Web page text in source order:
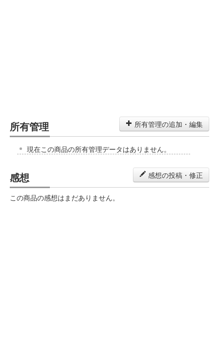
所有管理 所有管理の追加・編集
現在この商品の所有管理データはありません。
感想 感想の投稿・修正
この商品の感想はまだありません。